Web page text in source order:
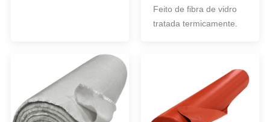
Feito de fibra de vidro
tratada termicamente.